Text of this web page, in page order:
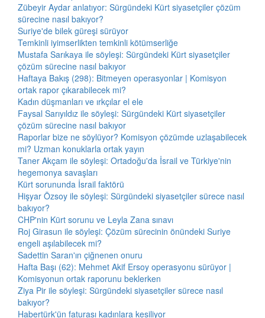
Zübeyir Aydar anlatıyor: Sürgündeki Kürt siyasetçiler çözüm
sürecine nasıl bakıyor?
Suriye'de bilek güreşi sürüyor
Temkinli iyimserlikten temkinli kötümserliğe
Mustafa Sarıkaya ile söyleşi: Sürgündeki Kürt siyasetçiler
çözüm sürecine nasıl bakıyor
Haftaya Bakış (298): Bitmeyen operasyonlar | Komisyon
ortak rapor çıkarabilecek mi?
Kadın düşmanları ve ırkçılar el ele
Faysal Sarıyıldız ile söyleşi: Sürgündeki Kürt siyasetçiler
çözüm sürecine nasıl bakıyor
Raporlar bize ne söylüyor? Komisyon çözümde uzlaşabilecek
mi? Uzman konuklarla ortak yayın
Taner Akçam ile söyleşi: Ortadoğu'da İsrail ve Türkiye'nin
hegemonya savaşları
Kürt sorununda İsrail faktörü
Hişyar Özsoy ile söyleşi: Sürgündeki siyasetçiler sürece nasıl
bakıyor?
CHP'nin Kürt sorunu ve Leyla Zana sınavı
Roj Girasun ile söyleşi: Çözüm sürecinin önündeki Suriye
engeli aşılabilecek mi?
Sadettin Saran'ın çiğnenen onuru
Hafta Başı (62): Mehmet Akif Ersoy operasyonu sürüyor |
Komisyonun ortak raporunu beklerken
Ziya Pir ile söyleşi: Sürgündeki siyasetçiler sürece nasıl
bakıyor?
Habertürk'ün faturası kadınlara kesiliyor